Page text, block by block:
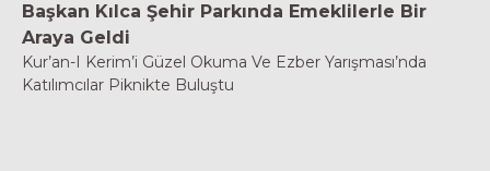
Başkan Kılca Şehir Parkında Emeklilerle Bir
Araya Geldi
Kur’an-I Kerim’i Güzel Okuma Ve Ezber Yarışması’nda
Katılımcılar Piknikte Buluştu